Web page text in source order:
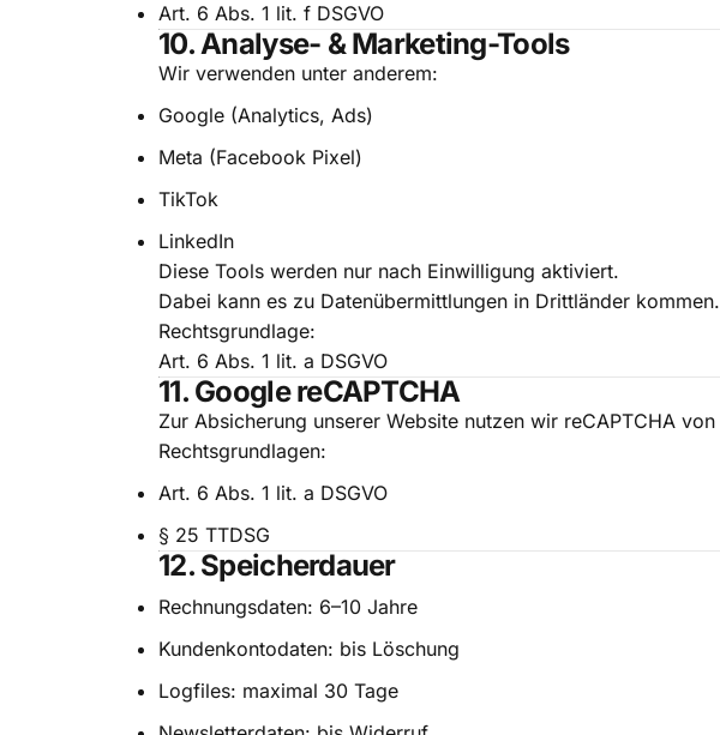
Art. 6 Abs. 1 lit. f DSGVO
10. Analyse- & Marketing-Tools
Wir verwenden unter anderem:
Google (Analytics, Ads)
Meta (Facebook Pixel)
TikTok
LinkedIn
Diese Tools werden nur nach Einwilligung aktiviert.
Dabei kann es zu Datenübermittlungen in Drittländer kommen.
Rechtsgrundlage:
Art. 6 Abs. 1 lit. a DSGVO
11. Google reCAPTCHA
Zur Absicherung unserer Website nutzen wir reCAPTCHA von
Rechtsgrundlagen:
Art. 6 Abs. 1 lit. a DSGVO
§ 25 TTDSG
12. Speicherdauer
Rechnungsdaten: 6–10 Jahre
Kundenkontodaten: bis Löschung
Logfiles: maximal 30 Tage